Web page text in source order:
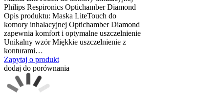
Philips Respironics Optichamber Diamond
Opis produktu: Maska LiteTouch do
komory inhalacyjnej Optichamber Diamond
zapewnia komfort i optymalne uszczelnienie
Unikalny wzór Miękkie uszczelnienie z
konturami…
Zapytaj o produkt
dodaj do porównania